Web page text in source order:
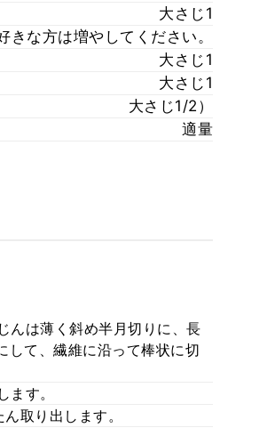
大さじ1
きな方は増やしてください。
大さじ1
大さじ1
大さじ1/2）
適量
は薄く斜め半月切りに、長
して、繊維に沿って棒状に切
す。
取り出します。